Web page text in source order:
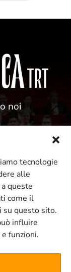
tecnologie
alle
queste
come il
su questo sito.
influire
funzioni.
noi
nostri